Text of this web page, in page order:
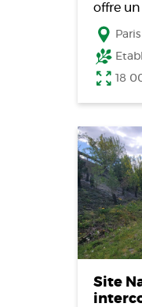
offre un
Paris
18
Site